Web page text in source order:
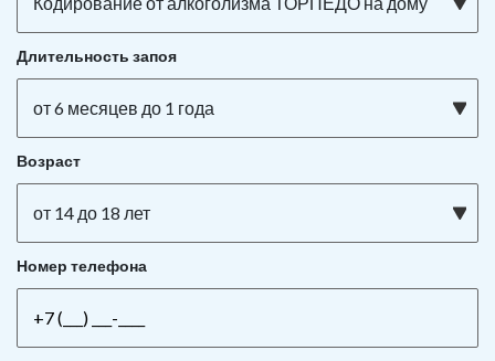
Длительность запоя
от 6 месяцев до 1 года
Возраст
от 14 до 18 лет
Номер телефона